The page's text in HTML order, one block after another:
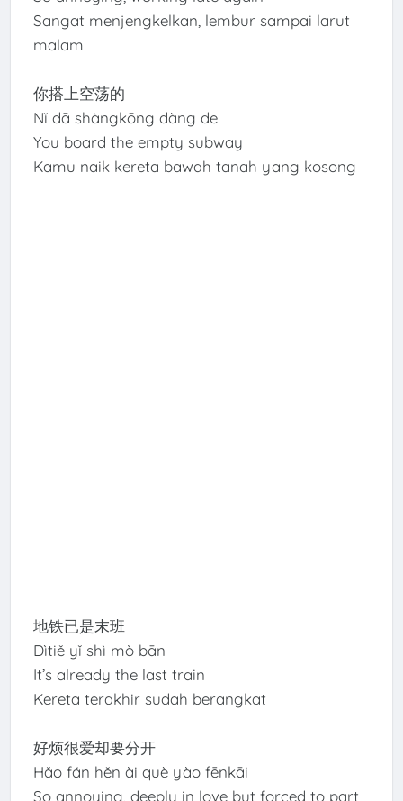
Sangat menjengkelkan, lembur sampai larut
malam
你搭上空荡的
Nǐ dā shàngkōng dàng de
You board the empty subway
Kamu naik kereta bawah tanah yang kosong
地铁已是末班
Dìtiě yǐ shì mò bān
It’s already the last train
Kereta terakhir sudah berangkat
好烦很爱却要分开
Hǎo fán hěn ài què yào fēnkāi
So annoying, deeply in love but forced to part